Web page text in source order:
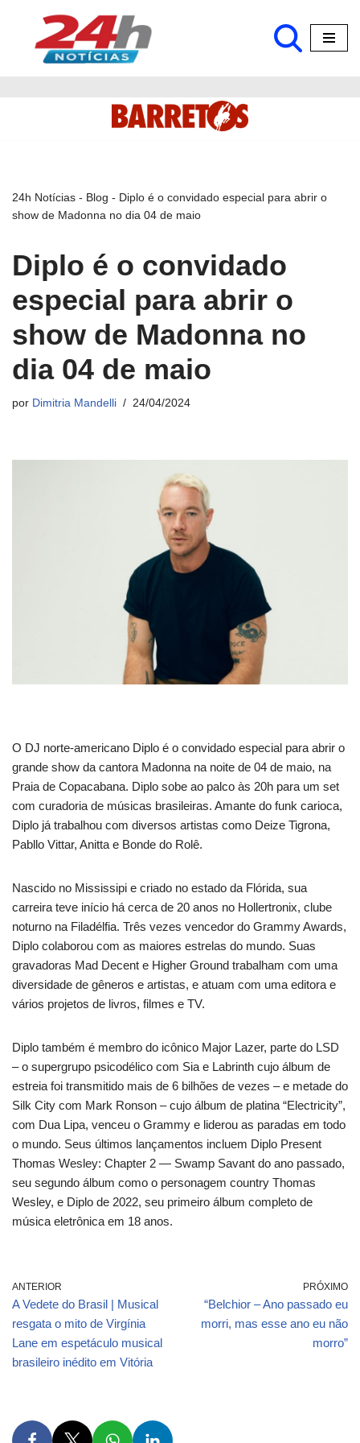
Pular
24h Notícias - Blog - Diplo é o convidado especial para abrir o
show de Madonna no dia 04 de maio
Diplo é o convidado
especial para abrir o
show de Madonna no
dia 04 de maio
por Dimitria Mandelli 24/04/2024
O DJ norte-americano Diplo é o convidado especial para abrir o
grande show da cantora Madonna na noite de 04 de maio, na
Praia de Copacabana. Diplo sobe ao palco às 20h para um set
com curadoria de músicas brasileiras. Amante do funk carioca,
Diplo já trabalhou com diversos artistas como Deize Tigrona,
Pabllo Vittar, Anitta e Bonde do Rolê.
Nascido no Mississipi e criado no estado da Flórida, sua
carreira teve início há cerca de 20 anos no Hollertronix, clube
noturno na Filadélfia. Três vezes vencedor do Grammy Awards,
Diplo colaborou com as maiores estrelas do mundo. Suas
gravadoras Mad Decent e Higher Ground trabalham com uma
diversidade de gêneros e artistas, e atuam com uma editora e
vários projetos de livros, filmes e TV.
Diplo também é membro do icônico Major Lazer, parte do LSD
– o supergrupo psicodélico com Sia e Labrinth cujo álbum de
estreia foi transmitido mais de 6 bilhões de vezes – e metade do
Silk City com Mark Ronson – cujo álbum de platina “Electricity”,
com Dua Lipa, venceu o Grammy e liderou as paradas em todo
o mundo. Seus últimos lançamentos incluem Diplo Present
Thomas Wesley: Chapter 2 — Swamp Savant do ano passado,
seu segundo álbum como o personagem country Thomas
Wesley, e Diplo de 2022, seu primeiro álbum completo de
música eletrônica em 18 anos.
ANTERIOR
A Vedete do Brasil | Musical
resgata o mito de Virgínia
Lane em espetáculo musical
brasileiro inédito em Vitória
PRÓXIMO
“Belchior – Ano passado eu
morri, mas esse ano eu não
morro”